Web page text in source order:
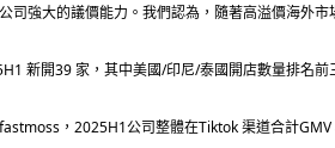
司強大的議價能力。我們認為，隨著高溢價海外
新開39 家，其中美國/印尼/泰國開店數量排名
，2025H1公司整體在Tiktok 渠道合計